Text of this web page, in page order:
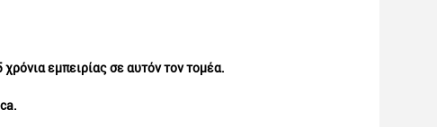
εμπειρίας σε αυτόν τον τομέα.